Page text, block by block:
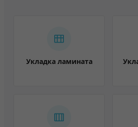
Укладка ламината